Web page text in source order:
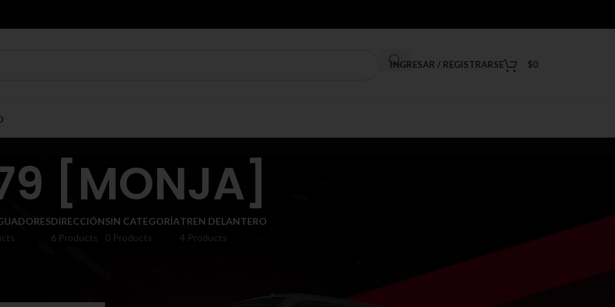
INGRESAR / REGISTRARSE $0
[MONJA]
DIRECCIÓN
6 Products
SIN CATEGORÍA
0 Products
TREN DELANTERO
4 Products